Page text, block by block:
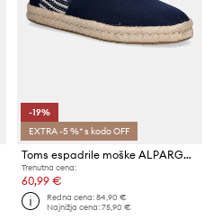
-19%
EXTRA -5 %* s kodo OFF
Toms espadrile moške ALPARGATA ROPE 2.0
Trenutna cena:
60,99 €
Redna cena:84,90 €
Najnižja cena:75,90 €